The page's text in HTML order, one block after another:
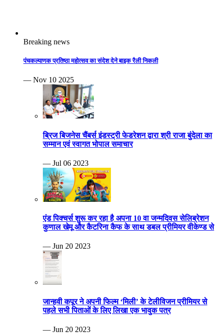
Breaking news
पंचकल्याणक प्रतिष्ठा महोत्सव का संदेश देने बाइक रैली निकली
— Nov 10 2025
ब्रिज बिजनेस चैंबर्स इंडस्ट्री फेडरेशन द्वारा श्री राजा बुंदेला का
सम्मान एवं स्वागत भोपाल समाचार
— Jul 06 2023
एंड पिक्चर्स शुरू कर रहा है अपना 10 वा जन्मदिवस सेलिब्रेशन
कुणाल खेमू और कैटरिना कैफ के साथ डबल प्रीमियर वीकेण्ड से
— Jun 20 2023
जान्हवी कपूर ने अपनी फिल्म ‘मिली’ के टेलीविजन प्रीमियर से
पहले सभी पिताओं के लिए लिखा एक भावुक पत्र
— Jun 20 2023